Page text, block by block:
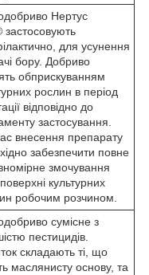
Нертус
застосовують
для усунення
бору. Добриво
обприскуванням
рослин в період
відповідно до
застосування.
внесення препарату
забезпечити повне
змочування
поверхні культурних
робочим розчином.
сумісне з
пестицидів.
складають ті, що
маслянисту основу, та